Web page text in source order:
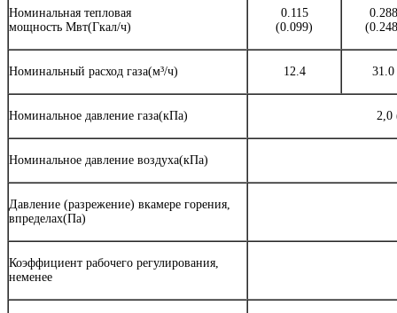
Номинальная тепловая
мощность Мвт(Гкал/ч)
0.115
(0.099)
0.288
Номинальный расход газа(м³/ч) 12.4 31.0
Номинальное давление газа(кПа) 2,0
Номинальное давление воздуха(кПа)
Давление (разрежение) вкамере горения,
впределах(Па)
Коэффициент рабочего регулирования,
неменее